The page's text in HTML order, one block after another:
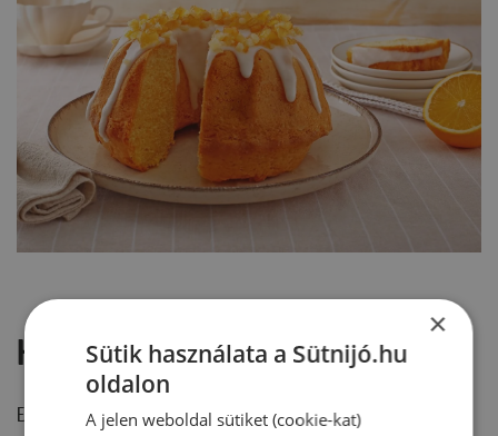
Hozzászólások
Ehhez a recepthez még nem érkezett hozzászólás.
×
Sütik használata a Sütnijó.hu
oldalon
A jelen weboldal sütiket (cookie-kat)